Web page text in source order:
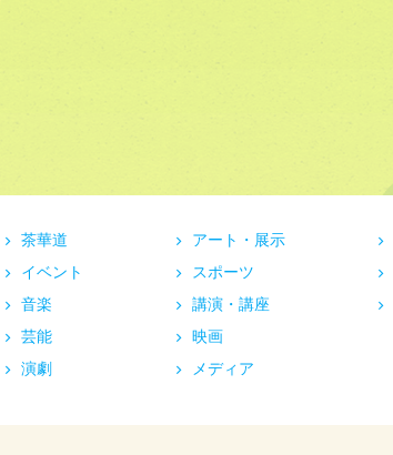
茶華道
イベント
音楽
芸能
演劇
アート・展示
スポーツ
講演・講座
映画
メディア